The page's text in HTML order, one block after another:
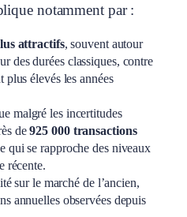
notamment par :
attractifs, souvent autour
des durées classiques, contre
plus élevés les années
malgré les incertitudes
de925 000 transactions
qui se rapproche des niveaux
récente.
sur le marché de l’ancien,
annuelles observées depuis